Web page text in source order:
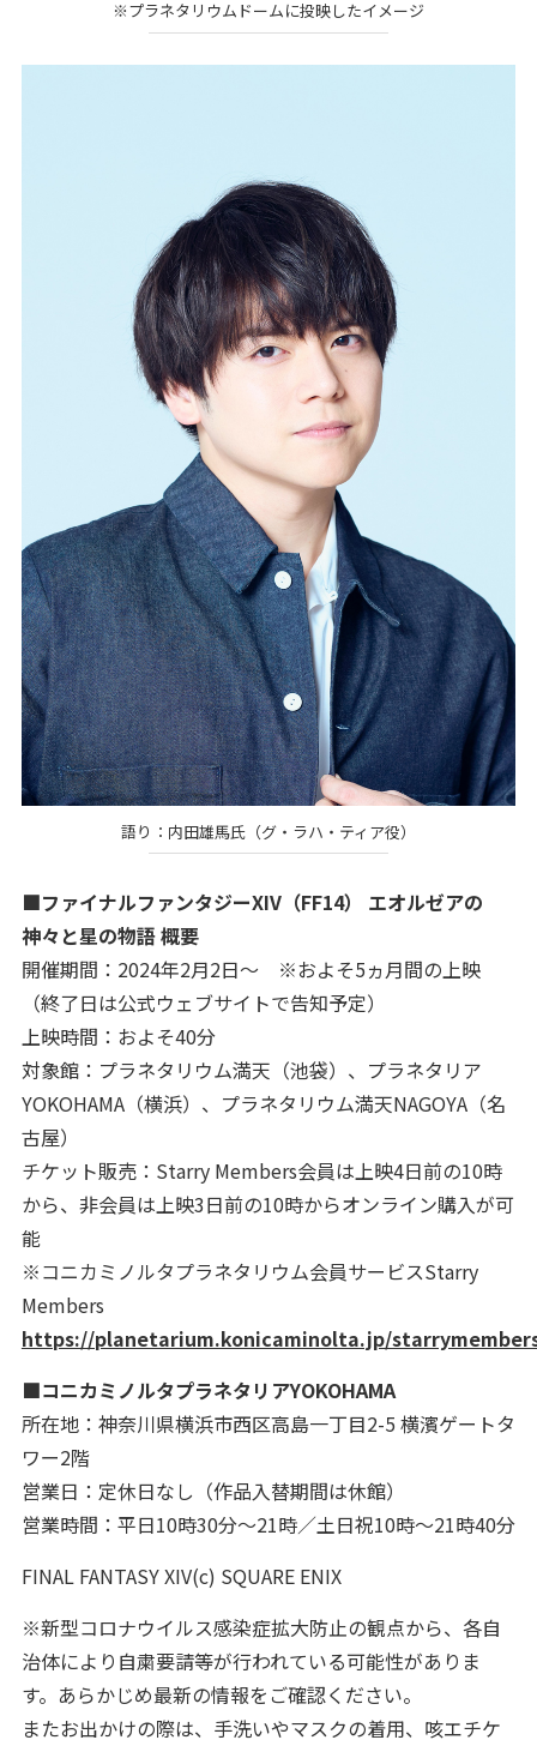
※プラネタリウムドームに投映したイメージ
語り：内田雄馬氏（グ・ラハ・ティア役）
■ファイナルファンタジーXIV（FF14） エオルゼアの
神々と星の物語 概要
開催期間：2024年2月2日～ ※およそ5ヵ月間の上映
（終了日は公式ウェブサイトで告知予定）
上映時間：およそ40分
対象館：プラネタリウム満天（池袋）、プラネタリア
YOKOHAMA（横浜）、プラネタリウム満天NAGOYA（名
古屋）
チケット販売：Starry Members会員は上映4日前の10時
から、非会員は上映3日前の10時からオンライン購入が可
能
※コニカミノルタプラネタリウム会員サービスStarry
Members
https://planetarium.konicaminolta.jp/
■コニカミノルタプラネタリアYOKOHAMA
所在地：神奈川県横浜市西区高島一丁目2-5 横濱ゲートタ
ワー2階
営業日：定休日なし（作品入替期間は休館）
営業時間：平日10時30分～21時／土日祝10時～21時40分
FINAL FANTASY XIV(c) SQUARE ENIX
※新型コロナウイルス感染症拡大防止の観点から、各自
治体により自粛要請等が行われている可能性がありま
す。あらかじめ最新の情報をご確認ください。
またお出かけの際は、手洗いやマスクの着用、咳エチケ